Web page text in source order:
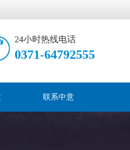
24小时热线电话
0371-64792555
联系中意